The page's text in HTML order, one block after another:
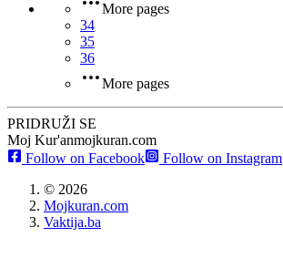
More pages
34
35
36
More pages
PRIDRUŽI SE
Moj Kur'anmojkuran.com
Follow on Facebook
Follow on Instagram
© 2026
Mojkuran.com
Vaktija.ba